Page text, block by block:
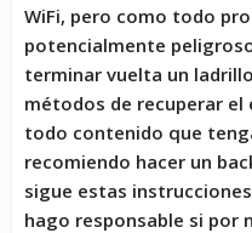
WiFi, pero como todo
potencialmente
terminar vuelta un
métodos de recuperar el
todo contenido que
recomiendo hacer un
sigue estas
hago responsable si por